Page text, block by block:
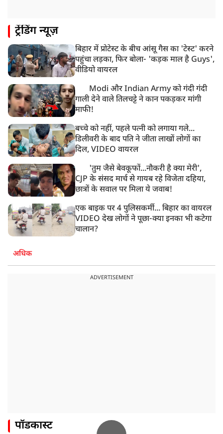
ट्रेंडिंग न्यूज़
बिहार में प्रोटेस्ट के बीच आंसू गैस का 'टेस्ट' करने
पहुंचा लड़का, फिर बोला- 'कड़क माल है Guys',
वीडियो वायरल
Modi और Indian Army को गंदी गंदी
गाली देने वाले तिलचट्टे ने कान पकड़कर मांगी
माफी!
बच्चे को नहीं, पहले पत्नी को लगाया गले...
डिलीवरी के बाद पति ने जीता लाखों लोगों का
दिल, VIDEO वायरल
'तुम जैसे बेवकूफों...नौकरी है क्या मेरी',
CJP के संसद मार्च से गायब रहे विजेता दहिया,
छात्रों के सवाल पर मिला ये जवाब!
एक बाइक पर 4 पुलिसकर्मी... बिहार का वायरल
VIDEO देख लोगों ने पूछा-क्या इनका भी कटेगा
चालान?
अधिक
ADVERTISEMENT
पॉडकास्ट